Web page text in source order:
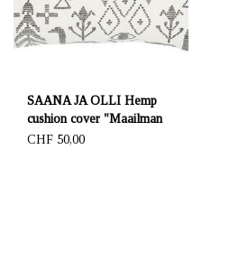
SAANA JA OLLI Hemp
cushion cover "Maailman
synty"
CHF 50,00